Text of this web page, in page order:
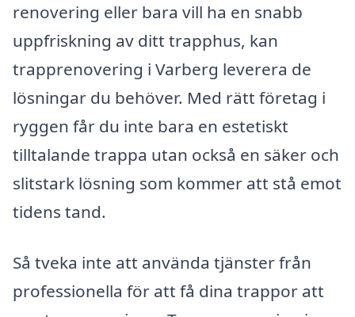
renovering eller bara vill ha en snabb
uppfriskning av ditt trapphus, kan
trapprenovering i Varberg leverera de
lösningar du behöver. Med rätt företag i
ryggen får du inte bara en estetiskt
tilltalande trappa utan också en säker och
slitstark lösning som kommer att stå emot
tidens tand.
Så tveka inte att använda tjänster från
professionella för att få dina trappor att